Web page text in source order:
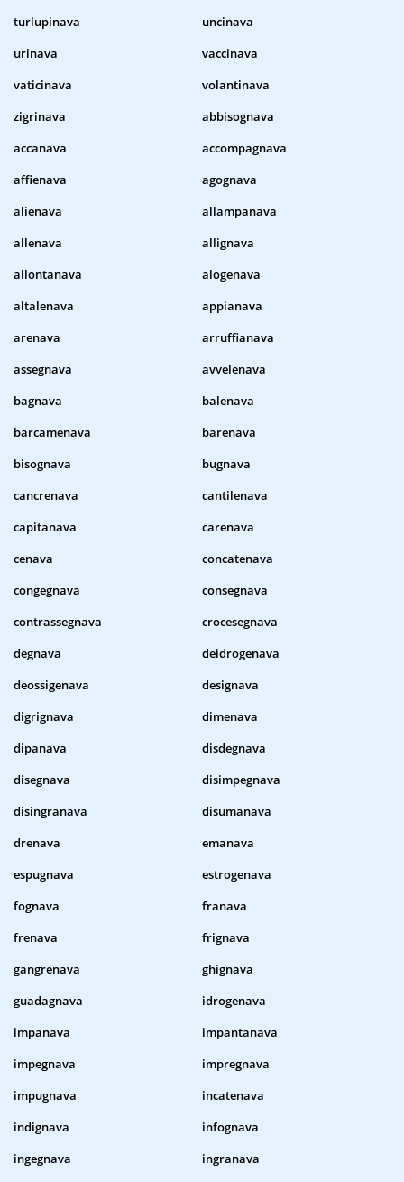
turlupinava
uncinava
urinava
vaccinava
vaticinava
volantinava
zigrinava
abbisognava
accanava
accompagnava
affienava
agognava
alienava
allampanava
allenava
allignava
allontanava
alogenava
altalenava
appianava
arenava
arruffianava
assegnava
avvelenava
bagnava
balenava
barcamenava
barenava
bisognava
bugnava
cancrenava
cantilenava
capitanava
carenava
cenava
concatenava
congegnava
consegnava
contrassegnava
crocesegnava
degnava
deidrogenava
deossigenava
designava
digrignava
dimenava
dipanava
disdegnava
disegnava
disimpegnava
disingranava
disumanava
drenava
emanava
espugnava
estrogenava
fognava
franava
frenava
frignava
gangrenava
ghignava
guadagnava
idrogenava
impanava
impantanava
impegnava
impregnava
impugnava
incatenava
indignava
infognava
ingegnava
ingranava